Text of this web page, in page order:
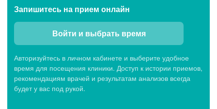
Запишитесь на прием онлайн
Войти и выбрать время
Авторизуйтесь в личном кабинете и выберите удобное
время для посещения клиники. Доступ к истории приемов,
рекомендациям врачей и результатам анализов всегда
будет у вас под рукой.